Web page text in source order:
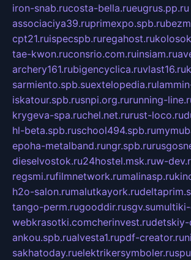
iron-snab.rucosta-bella.rueugrus.pp.ru
associaciya39.ruprimexpo.spb.ru
cpt21.ruispecspb.ruregahost.ru
tae-kwon.ruconsrio.com.ruinsiam.ru
archery161.rubigencyclica.ruvlast16.ru
sarmiento.spb.suextelopedia.ru
iskatour.spb.rusnpi.org.rurunning-
krygeva-spa.ruchel.net.rurust-loco.ru
hl-beta.spb.ruschool494.spb.ru
epoha-metalband.rungr.spb.ru
dieselvostok.ru24hostel.msk.ruw-
regsmi.rufilmnetwork.rumalinasp.ru
h2o-salon.rumalutkayork.ru
tango-perm.rugooddir.rusgv.su
webkrasotki.comcherinvest.rudetskiy-
ankou.spb.rualvesta1.rupdf-creator.ru
sakhatoday.ruelektrikersymboler.ru